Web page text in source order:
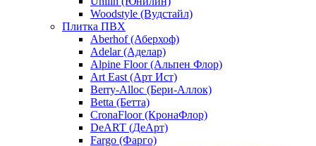
Woodstyle (Вудстайл)
Плитка ПВХ
Aberhof (Аберхоф)
Adelar (Аделар)
Alpine Floor (Альпен Флор)
Art East (Арт Ист)
Berry-Alloc (Бери-Аллок)
Betta (Бетта)
CronaFloor (КронаФлор)
DeART (ДеАрт)
Fargo (Фарго)